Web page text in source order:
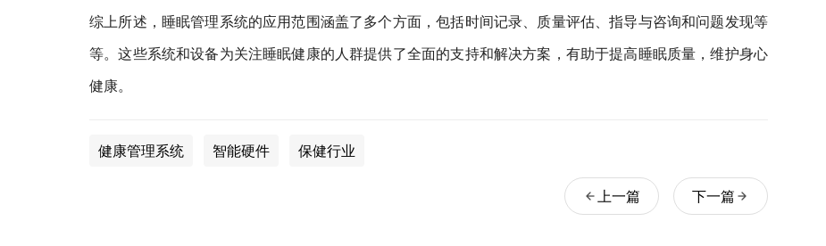
综上所述，睡眠管理系统的应用范围涵盖了多个方面，包括时间记录、质量评估、指导与咨询和问题发现等
等。这些系统和设备为关注睡眠健康的人群提供了全面的支持和解决方案，有助于提高睡眠质量，维护身心
健康。
健康管理系统 智能硬件 保健行业
下一篇
上一篇